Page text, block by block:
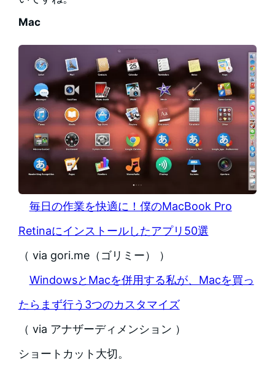
Mac
毎日の作業を快適に！僕のMacBook Pro
Retinaにインストールしたアプリ50選
（ via gori.me（ゴリミー） ）
WindowsとMacを併用する私が、Macを買っ
たらまず行う3つのカスタマイズ
（ via アナザーディメンション ）
ショートカット大切。